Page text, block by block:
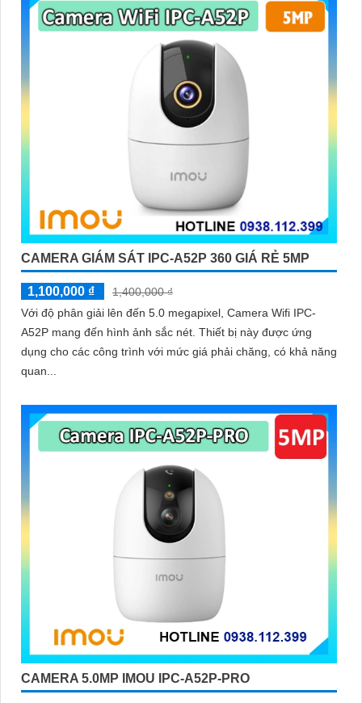
CAMERA GIÁM SÁT IPC-A52P 360 GIÁ RẺ 5MP
1,100,000 ₫
1,400,000 ₫
Với độ phân giải lên đến 5.0 megapixel, Camera Wifi IPC-
A52P mang đến hình ảnh sắc nét. Thiết bị này được ứng
dụng cho các công trình với mức giá phải chăng, có khả năng
quan...
CAMERA 5.0MP IMOU IPC-A52P-PRO